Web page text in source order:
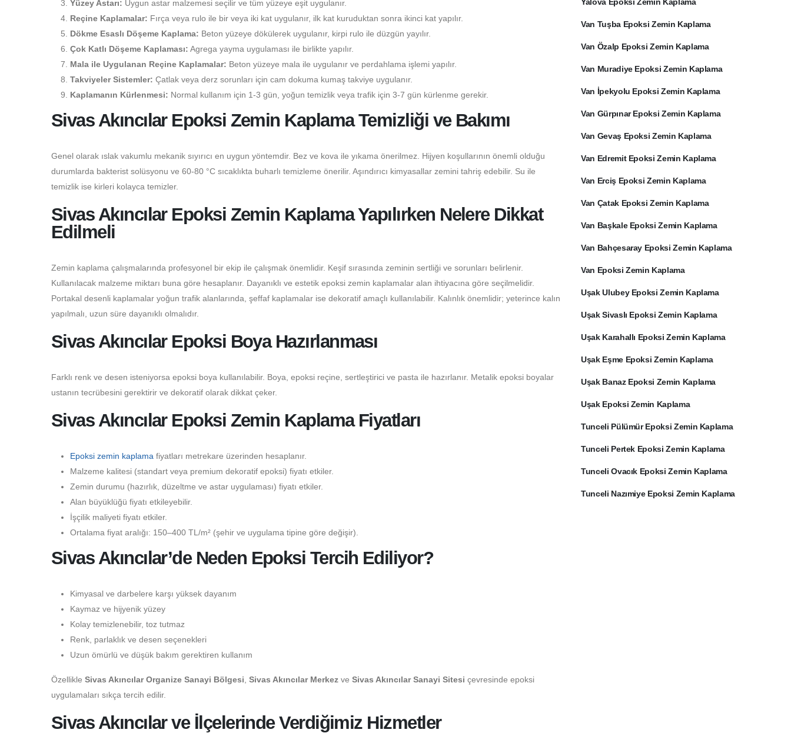
Yüzey Astarı: Uygun astar malzemesi seçilir ve tüm yüzeye eşit uygulanır.
Reçine Kaplamalar: Fırça veya rulo ile bir veya iki kat uygulanır, ilk kat kuruduktan sonra ikinci kat yapılır.
Dökme Esaslı Döşeme Kaplama: Beton yüzeye dökülerek uygulanır, kirpi rulo ile düzgün yayılır.
Çok Katlı Döşeme Kaplaması: Agrega yayma uygulaması ile birlikte yapılır.
Mala ile Uygulanan Reçine Kaplamalar: Beton yüzeye mala ile uygulanır ve perdahlama işlemi yapılır.
Takviyeler Sistemler: Çatlak veya derz sorunları için cam dokuma kumaş takviye uygulanır.
Kaplamanın Kürlenmesi: Normal kullanım için 1-3 gün, yoğun temizlik veya trafik için 3-7 gün kürlenme gerekir.
Sivas Akıncılar Epoksi Zemin Kaplama Temizliği ve Bakımı
Genel olarak ıslak vakumlu mekanik sıyırıcı en uygun yöntemdir. Bez ve kova ile yıkama önerilmez. Hijyen koşullarının önemli olduğu
durumlarda bakterist solüsyonu ve 60-80 °C sıcaklıkta buharlı temizleme önerilir. Aşındırıcı kimyasallar zemini tahriş edebilir. Su ile
temizlik ise kirleri kolayca temizler.
Sivas Akıncılar Epoksi Zemin Kaplama Yapılırken Nelere Dikkat
Edilmeli
Zemin kaplama çalışmalarında profesyonel bir ekip ile çalışmak önemlidir. Keşif sırasında zeminin sertliği ve sorunları belirlenir.
Kullanılacak malzeme miktarı buna göre hesaplanır. Dayanıklı ve estetik epoksi zemin kaplamalar alan ihtiyacına göre seçilmelidir.
Portakal desenli kaplamalar yoğun trafik alanlarında, şeffaf kaplamalar ise dekoratif amaçlı kullanılabilir. Kalınlık önemlidir; yeterince kalın
yapılmalı, uzun süre dayanıklı olmalıdır.
Sivas Akıncılar Epoksi Boya Hazırlanması
Farklı renk ve desen isteniyorsa epoksi boya kullanılabilir. Boya, epoksi reçine, sertleştirici ve pasta ile hazırlanır. Metalik epoksi boyalar
ustanın tecrübesini gerektirir ve dekoratif olarak dikkat çeker.
Sivas Akıncılar Epoksi Zemin Kaplama Fiyatları
Epoksi zemin kaplama fiyatları metrekare üzerinden hesaplanır.
Malzeme kalitesi (standart veya premium dekoratif epoksi) fiyatı etkiler.
Zemin durumu (hazırlık, düzeltme ve astar uygulaması) fiyatı etkiler.
Alan büyüklüğü fiyatı etkileyebilir.
İşçilik maliyeti fiyatı etkiler.
Ortalama fiyat aralığı: 150–400 TL/m² (şehir ve uygulama tipine göre değişir).
Sivas Akıncılar’de Neden Epoksi Tercih Ediliyor?
Kimyasal ve darbelere karşı yüksek dayanım
Kaymaz ve hijyenik yüzey
Kolay temizlenebilir, toz tutmaz
Renk, parlaklık ve desen seçenekleri
Uzun ömürlü ve düşük bakım gerektiren kullanım
Özellikle Sivas Akıncılar Organize Sanayi Bölgesi Sivas Akıncılar Merkez ve Sivas Akıncılar Sanayi Sitesi çevresinde epoksi
uygulamaları sıkça tercih edilir.
Sivas Akıncılar ve İlçelerinde Verdiğimiz Hizmetler
Van Tuşba Epoksi Zemin Kaplama
Van Özalp Epoksi Zemin Kaplama
Van Muradiye Epoksi Zemin Kaplama
Van İpekyolu Epoksi Zemin Kaplama
Van Gürpınar Epoksi Zemin Kaplama
Van Gevaş Epoksi Zemin Kaplama
Van Edremit Epoksi Zemin Kaplama
Van Erciş Epoksi Zemin Kaplama
Van Çatak Epoksi Zemin Kaplama
Van Başkale Epoksi Zemin Kaplama
Van Bahçesaray Epoksi Zemin Kaplama
Van Epoksi Zemin Kaplama
Uşak Ulubey Epoksi Zemin Kaplama
Uşak Sivaslı Epoksi Zemin Kaplama
Uşak Karahallı Epoksi Zemin Kaplama
Uşak Eşme Epoksi Zemin Kaplama
Uşak Banaz Epoksi Zemin Kaplama
Uşak Epoksi Zemin Kaplama
Tunceli Pülümür Epoksi Zemin Kaplama
Tunceli Pertek Epoksi Zemin Kaplama
Tunceli Ovacık Epoksi Zemin Kaplama
Tunceli Nazımiye Epoksi Zemin Kaplama